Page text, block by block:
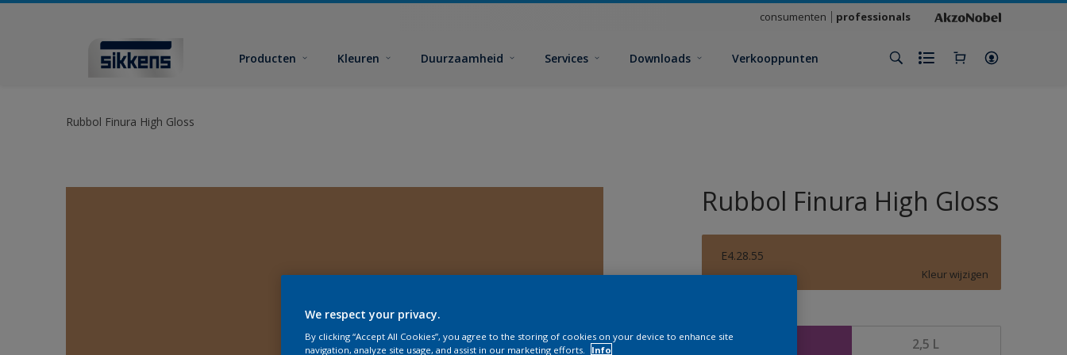
consumenten professionals
Producten Kleuren Duurzaamheid Services Downloads Verkooppunten
Rubbol Finura High Gloss
Rubbol Finura High Gloss
E4.28.55
Kleur wijzigen
2,5 L
We respect your privacy.
By clicking “Accept All Cookies”, you agree to the storing of cookies on your device to enhance site
navigation, analyze site usage, and assist in our marketing efforts.
Info